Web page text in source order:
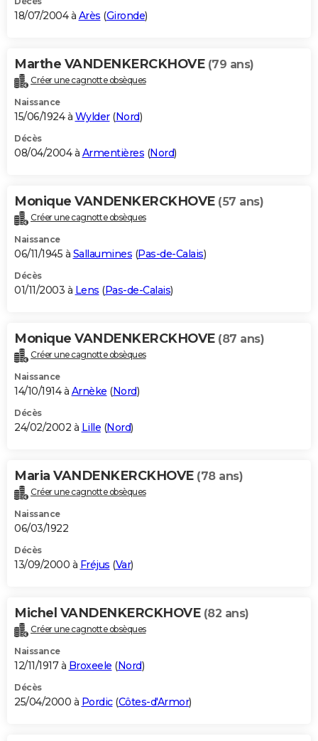
18/07/2004 à Arès (Gironde)
Marthe VANDENKERCKHOVE (79 ans)
Créer une cagnotte obsèques
Naissance
15/06/1924 à Wylder(Nord)
Décès
08/04/2004 à Armentières (Nord)
Monique VANDENKERCKHOVE (57 ans)
Créer une cagnotte obsèques
Naissance
06/11/1945 à Sallaumines (Pas-de-Calais)
Décès
01/11/2003 à Lens (Pas-de-Calais)
Monique VANDENKERCKHOVE (87 ans)
Créer une cagnotte obsèques
Naissance
14/10/1914 à Arnèke (Nord)
Décès
24/02/2002 à Lille (Nord)
Maria VANDENKERCKHOVE (78 ans)
Créer une cagnotte obsèques
Naissance
06/03/1922
Décès
13/09/2000 à Fréjus (Var)
Michel VANDENKERCKHOVE (82 ans)
Créer une cagnotte obsèques
Naissance
12/11/1917 à Broxeele (Nord)
Décès
25/04/2000 à Pordic(Côtes-d'Armor)